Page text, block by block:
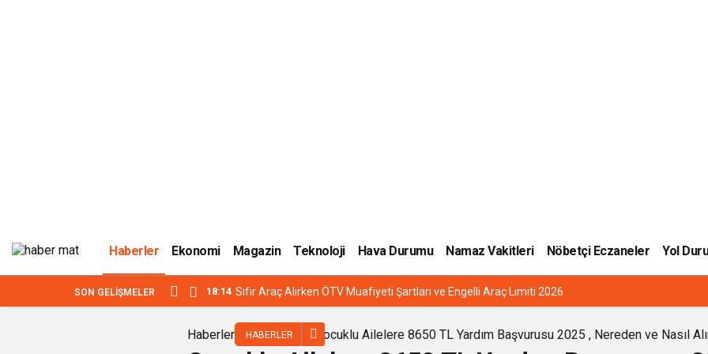
Haberler Ekonomi Magazin Teknoloji Hava Durumu Namaz Vakitleri Nöbetçi Eczaneler Yol
SON GELIŞMELER 18:14 Sıfır Araç Alırken ÖTV Muafiyeti Şartları ve Engelli Araç Limiti 2026
Haberler HABERLER Çocuklu Ailelere 8650 TL Yardım Başvurusu 2025 , Nereden ve Nasıl